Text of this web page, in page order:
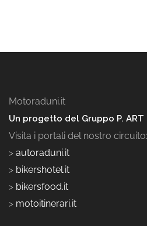
Motoraduni.it
Un progetto del Gruppo P. ART
Visita i portali del nostro circuito:
> autoraduni.it
> bikershotel.it
> bikersfood.it
> motoitinerari.it